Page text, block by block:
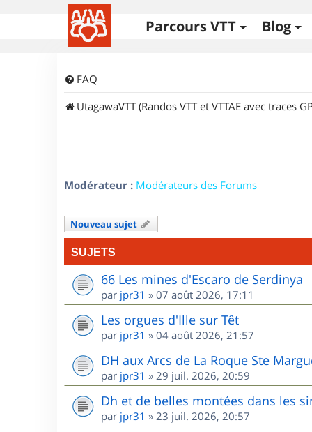
Parcours VTT Blog
FAQ
UtagawaVTT (Randos VTT et VTTAE avec traces
Modérateur : Modérateurs des Forums
Nouveau sujet
SUJETS
66 Les mines d'Escaro de Serdinya
par jpr31 » 07 août 2026, 17:11
Les orgues d'Ille sur Têt
par jpr31 » 04 août 2026, 21:57
DH aux Arcs de La Roque Ste
par jpr31 » 29 juil. 2026, 20:59
Dh et de belles montées dans les
par jpr31 » 23 juil. 2026, 20:57